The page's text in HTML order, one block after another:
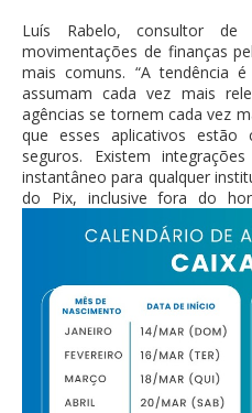
Luís Rabelo, consultor
movimentações de finanças
mais comuns. “A tendência
assumam cada vez mais
agências se tornem cada vez
que esses aplicativos estão
seguros. Existem
instantâneo para qualquer
do Pix, inclusive fora do